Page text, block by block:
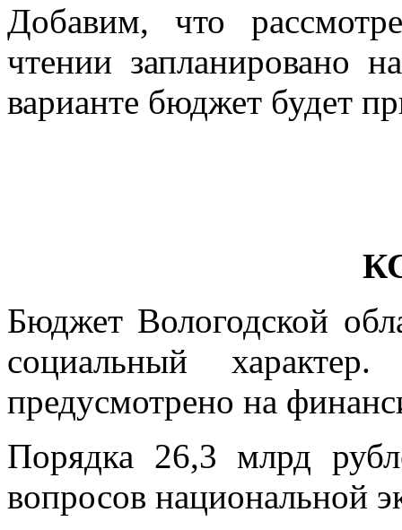
Добавим, что
чтении запланировано
варианте бюджет будет
Бюджет Вологодской
социальный
предусмотрено на
Порядка 26,3 млрд
вопросов национальной